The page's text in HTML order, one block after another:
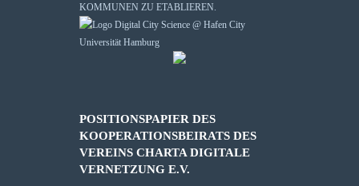
KOMMUNEN ZU ETABLIEREN.
POSITIONSPAPIER DES
KOOPERATIONSBEIRATS DES
VEREINS CHARTA DIGITALE
VERNETZUNG E.V.